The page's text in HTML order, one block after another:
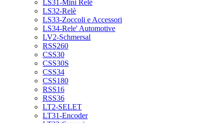
LS31-Mini Relè
LS32-Relè
LS33-Zoccoli e Accessori
LS34-Rele' Automotive
LV2-Schmersal
RSS260
CSS30
CSS30S
CSS34
CSS180
RSS16
RSS36
LT2-SELET
LT31-Encoder